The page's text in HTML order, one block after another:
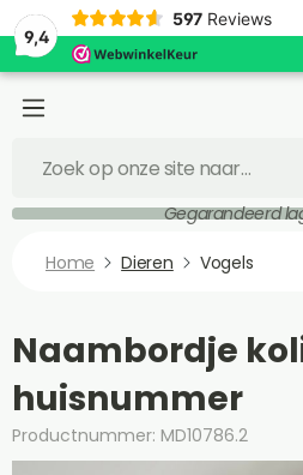
9,4
597 Reviews
Gegarandeerd
Home Dieren Vogels
Naambordje
huisnummer
Productnummer: MD10786.2